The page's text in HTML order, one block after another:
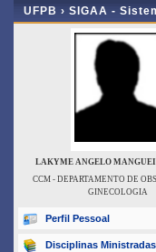
UFPB › SIGAA -
LAKYME ANGELO
CCM - DEPARTAMENTO DE
GINECOLOGIA
Perfil Pessoal
Disciplinas Ministradas